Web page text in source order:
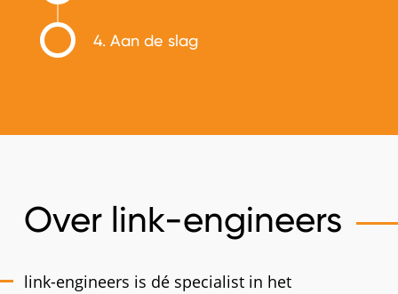
4. Aan de slag
Over link-engineers
link-engineers is dé specialist in het